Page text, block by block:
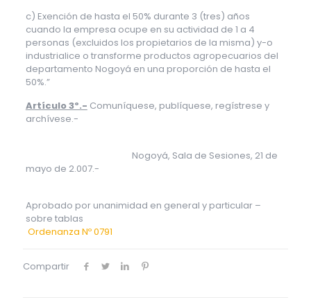
c) Exención de hasta el 50% durante 3 (tres) años
cuando la empresa ocupe en su actividad de 1 a 4
personas (excluidos los propietarios de la misma) y-o
industrialice o transforme productos agropecuarios del
departamento Nogoyá en una proporción de hasta el
50%.”
Artículo 3º.- Comuníquese, publíquese, regístrese y
archívese.-
Nogoyá, Sala de Sesiones, 21 de
mayo de 2.007.-
Aprobado por unanimidad en general y particular –
sobre tablas
Ordenanza Nº 0791
Compartir